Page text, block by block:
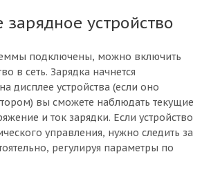
зарядное устройство
подключены, можно включить
в сеть. Зарядка начнется
дисплее устройства (если оно
вы сможете наблюдать текущие
и ток зарядки. Если устройство
управления, нужно следить за
регулируя параметры по